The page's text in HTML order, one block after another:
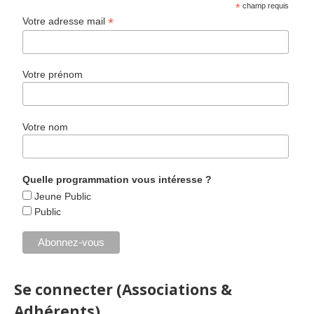
* champ requis
Votre adresse mail*
Votre prénom
Votre nom
Quelle programmation vous intéresse ?
Jeune Public
Public
Se connecter (Associations &